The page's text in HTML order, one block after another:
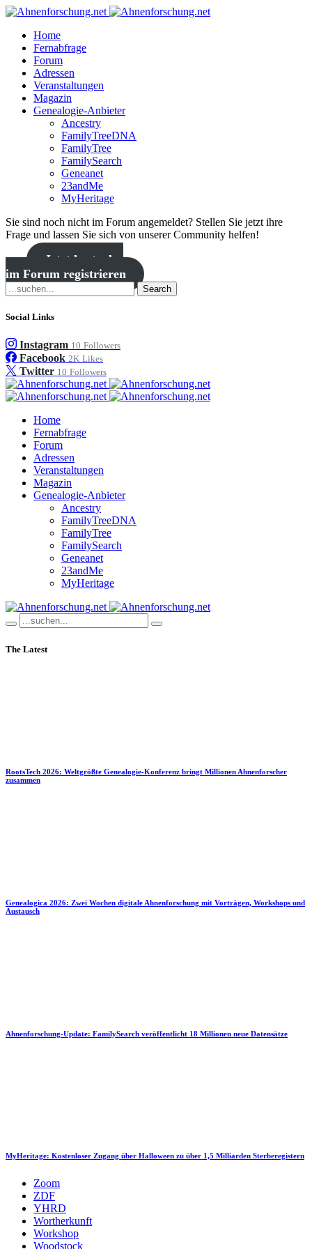
Home
Fernabfrage
Forum
Adressen
Veranstaltungen
Magazin
Genealogie-Anbieter
Ancestry
FamilyTreeDNA
FamilyTree
FamilySearch
Geneanet
23andMe
MyHeritage
Sie sind noch nicht im Forum angemeldet? Stellen Sie jetzt ihre
Frage und lassen Sie sich von unserer Community helfen!
Jetzt kostenlos
im Forum registrieren
Search
Social Links
Instagram 10 Followers
Facebook 2K Likes
Twitter 10 Followers
Home
Fernabfrage
Forum
Adressen
Veranstaltungen
Magazin
Genealogie-Anbieter
Ancestry
FamilyTreeDNA
FamilyTree
FamilySearch
Geneanet
23andMe
MyHeritage
The Latest
RootsTech 2026: Weltgrößte Genealogie-Konferenz bringt Millionen Ahnenforscher
zusammen
Genealogica 2026: Zwei Wochen digitale Ahnenforschung mit Vorträgen, Workshops und
Austausch
Ahnenforschung-Update: FamilySearch veröffentlicht 18 Millionen neue Datensätze
MyHeritage: Kostenloser Zugang über Halloween zu über 1,5 Milliarden Sterberegistern
Zoom
ZDF
YHRD
Wortherkunft
Workshop
Woodstock